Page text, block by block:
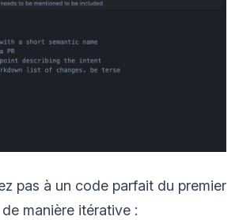
pas à un code parfait du premier
manière itérative :